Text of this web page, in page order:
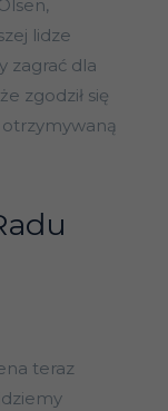
lidze
zagrać dla
zgodził się
teraz